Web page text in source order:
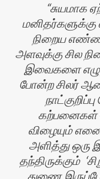
சுயமாக
நிறைய
அளவுக்கு சில
இவைகளை
போன்ற சிலர்
கற்பனைகள்
விழையும்
அளித்து
தந்திருக்கும்
துணை